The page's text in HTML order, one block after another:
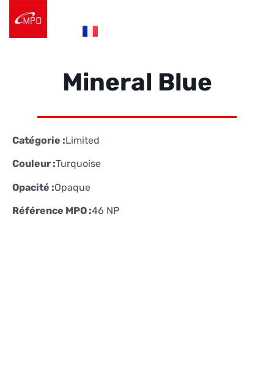
Mineral Blue
Catégorie :Limited
Couleur :Turquoise
Opacité :Opaque
Référence MPO :46 NP